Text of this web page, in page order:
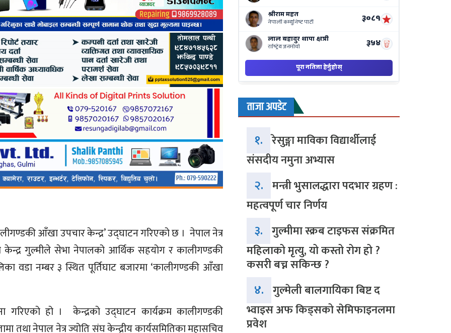
आँखा उपचार केन्द्र’ उद्घाटन गरिएको छ । नेपाल नेत्र
गुल्मीले सेभा नेपालको आर्थिक सहयोग र कालीगण्डकी
वडा नम्बर ३ स्थित पूर्तिघाट बजारमा ‘कालीगण्डकी आँखा
हो । केन्द्रको उद्घाटन कार्यक्रम कालीगण्डकी
तथा नेपाल नेत्र ज्योति संघ केन्द्रीय कार्यसमितिका महासचिव
ताजा अपडेट
१. रेसुङ्गा माविका विद्यार्थीलाई
संसदीय नमुना अभ्यास
२. मन्त्री भुसालद्धारा पदभार ग्रहण :
महत्वपूर्ण चार निर्णय
३. गुल्मीमा स्क्रब टाइफस संक्रमित
महिलाको मृत्यु, यो कस्तो रोग हो ?
कसरी बच्न सकिन्छ ?
४. गुल्मेली बालगायिका बिष्ट द
भ्वाइस अफ किड्सको सेमिफाइनलमा
प्रवेश